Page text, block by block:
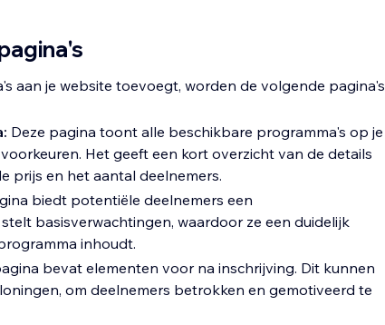
aan je website toevoegt, worden de volgende pagina's
Deze pagina toont alle beschikbare programma's op je
Het geeft een kort overzicht van de details
prijs en het aantal deelnemers.
biedt potentiële deelnemers een
basisverwachtingen, waardoor ze een duidelijk
inhoudt.
bevat elementen voor na inschrijving. Dit kunnen
om deelnemers betrokken en gemotiveerd te